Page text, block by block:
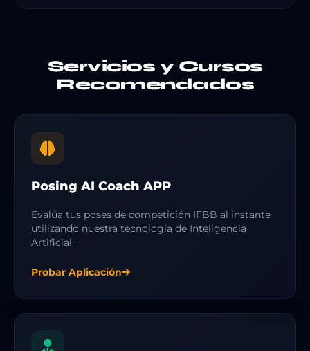
Servicios y Cursos
Recomendados
Posing AI Coach APP
Evalúa tus poses de competición IFBB al instante
utilizando nuestra tecnología de Inteligencia
Artificial.
Probar Aplicación